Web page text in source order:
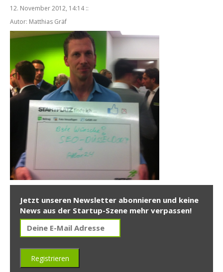
12. November 2012, 14:14 ::
Autor: Matthias Gräf
Jetzt unseren Newsletter abonnieren und keine
News aus der Startup-Szene mehr verpassen!